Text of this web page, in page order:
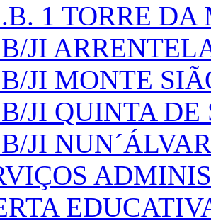
1 TORRE
JI
JI MONTE
JI QUINTA DE
JI